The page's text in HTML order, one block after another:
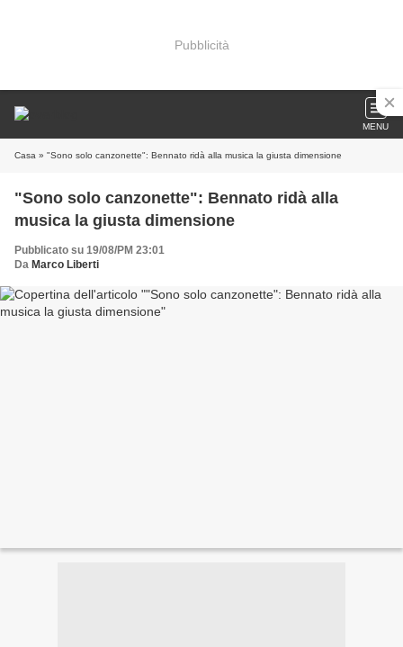
Pubblicità
MENU
Casa » "Sono solo canzonette": Bennato ridà alla musica la giusta dimensione
"Sono solo canzonette": Bennato ridà alla
musica la giusta dimensione
Pubblicato su 19/08/PM 23:01
Da Marco Liberti